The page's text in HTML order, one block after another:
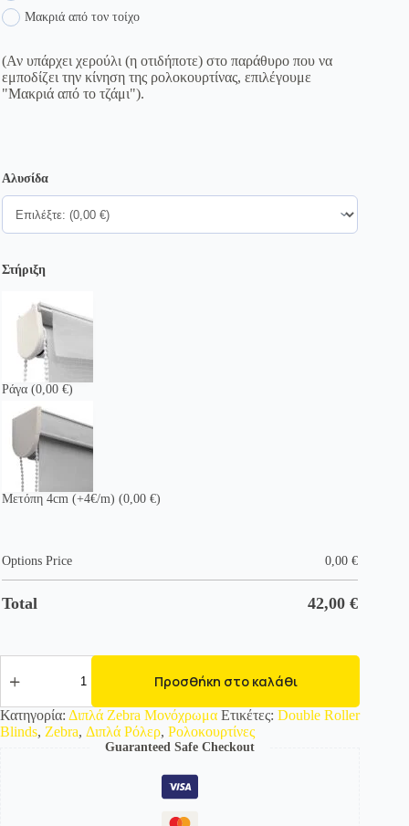
Μακριά από τον τοίχο
(Αν υπάρχει χερούλι (η οτιδήποτε) στο παράθυρο που να
εμποδίζει την κίνηση της ρολοκουρτίνας, επιλέγουμε
"Μακριά από το τζάμι").
Αλυσίδα
Στήριξη
Ράγα (0,00 €)
Μετόπη 4cm (+4€/m) (0,00 €)
Options Price 0,00€
Total 42,00€
Διπλό
Ρολοκουρτίνα
Zebra
-
Προσθήκη στο καλάθι
Κατηγορία: Διπλά Zebra Μονόχρωμα Ετικέτες: Double Roller
Blinds, Zebra, Διπλά Ρόλερ, Ρολοκουρτίνες
Guaranteed Safe Checkout